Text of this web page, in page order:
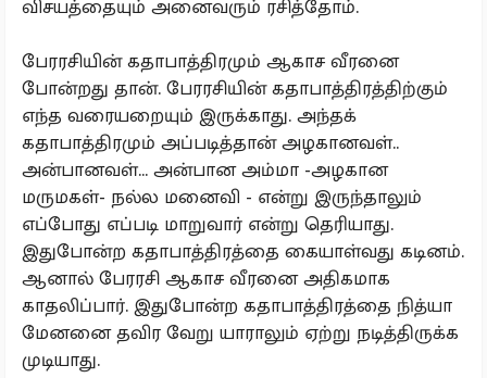
விசயத்தையும் அனைவரும் ரசித்தோம்.
பேரரசியின் கதாபாத்திரமும் ஆகாச வீரனை
போன்றது தான். பேரரசியின் கதாபாத்திரத்திற்கும்
எந்த வரையறையும் இருக்காது. அந்தக்
கதாபாத்திரமும் அப்படித்தான் அழகானவள்..
அன்பானவள்... அன்பான அம்மா -அழகான
மருமகள்- நல்ல மனைவி - என்று இருந்தாலும்
எப்போது எப்படி மாறுவார் என்று தெரியாது.
இதுபோன்ற கதாபாத்திரத்தை கையாள்வது கடினம்.
ஆனால் பேரரசி ஆகாச வீரனை அதிகமாக
காதலிப்பார். இதுபோன்ற கதாபாத்திரத்தை நித்யா
மேனனை தவிர வேறு யாராலும் ஏற்று நடித்திருக்க
முடியாது.